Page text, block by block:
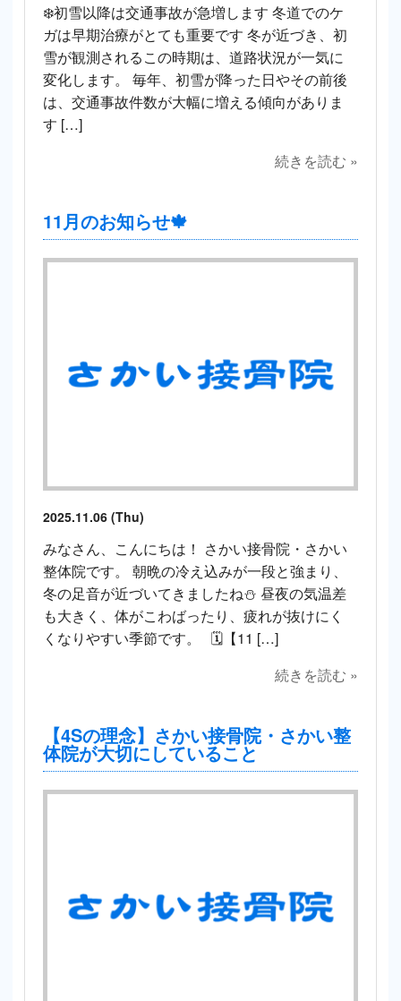
❄️初雪以降は交通事故が急増します 冬道でのケ
ガは早期治療がとても重要です 冬が近づき、初
雪が観測されるこの時期は、道路状況が一気に
変化します。 毎年、初雪が降った日やその前後
は、交通事故件数が大幅に増える傾向がありま
す […]
続きを読む »
11月のお知らせ🍁
2025.11.06 (Thu)
みなさん、こんにちは！ さかい接骨院・さかい
整体院です。 朝晩の冷え込みが一段と強まり、
冬の足音が近づいてきましたね⛄ 昼夜の気温差
も大きく、体がこわばったり、疲れが抜けにく
くなりやすい季節です。 🗓【11 […]
続きを読む »
【4Sの理念】さかい接骨院・さかい整
体院が大切にしていること